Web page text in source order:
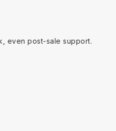
even post-sale support.